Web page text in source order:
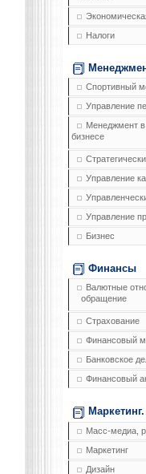
Налоги
Спортивный
Управление
Менеджмент в
бизнесе
Управление
Управление
Бизнес
Финансы
Валютные
обращение
Страхование
Финансовый
Банковское
Финансовый
Масс-медиа,
Маркетинг
Дизайн